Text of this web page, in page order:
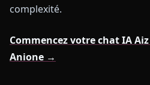
complexité.
Commencez votre chat IA
Anione →